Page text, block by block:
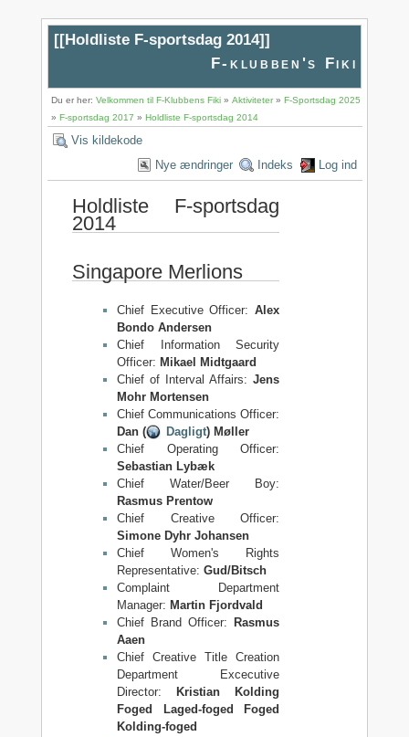
[[Holdliste F-sportsdag 2014]]
F-klubben's Fiki
Du er her:Velkommen til F-Klubbens Fiki »Aktiviteter»F-Sportsdag 2025
»F-sportsdag 2017 »Holdliste F-sportsdag 2014
Vis kildekode
Nye ændringer
Indeks Log ind
Holdliste F-sportsdag
2014
Singapore Merlions
Chief Executive Officer:Alex
Bondo Andersen
Chief Information Security
Officer: Mikael Midtgaard
Chief of Interval Affairs:Jens
Mohr Mortensen
Chief Communications Officer:
Dan (
Dagligt) Møller
Chief Operating Officer:
Sebastian Lybæk
Chief Water/Beer Boy:
Rasmus Prentow
Chief Creative Officer:
Simone Dyhr Johansen
Chief Women's Rights
Representative: Gud/Bitsch
Complaint Department
Manager: Martin Fjordvald
Chief Brand Officer:Rasmus
Aaen
Chief Creative Title Creation
Department Excecutive
Director: Kristian Kolding
Foged Laged-foged Foged
Kolding-foged